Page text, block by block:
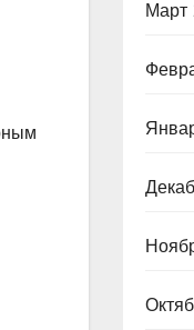
Март